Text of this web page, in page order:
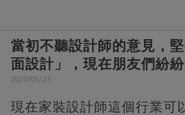
當初不聽設計師的意見，
面設計」，現在朋友們紛
2023/05/23
現在家裝設計師這個行業可